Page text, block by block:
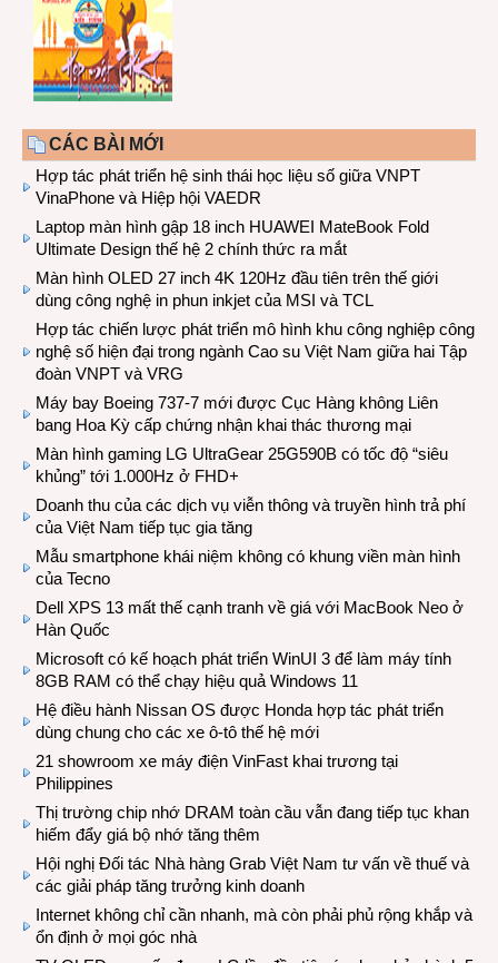
CÁC BÀI MỚI
Hợp tác phát triển hệ sinh thái học liệu số giữa VNPT
VinaPhone và Hiệp hội VAEDR
Laptop màn hình gập 18 inch HUAWEI MateBook Fold
Ultimate Design thế hệ 2 chính thức ra mắt
Màn hình OLED 27 inch 4K 120Hz đầu tiên trên thế giới
dùng công nghệ in phun inkjet của MSI và TCL
Hợp tác chiến lược phát triển mô hình khu công nghiệp công
nghệ số hiện đại trong ngành Cao su Việt Nam giữa hai Tập
đoàn VNPT và VRG
Máy bay Boeing 737-7 mới được Cục Hàng không Liên
bang Hoa Kỳ cấp chứng nhận khai thác thương mại
Màn hình gaming LG UltraGear 25G590B có tốc độ “siêu
khủng” tới 1.000Hz ở FHD+
Doanh thu của các dịch vụ viễn thông và truyền hình trả phí
của Việt Nam tiếp tục gia tăng
Mẫu smartphone khái niệm không có khung viền màn hình
của Tecno
Dell XPS 13 mất thế cạnh tranh về giá với MacBook Neo ở
Hàn Quốc
Microsoft có kế hoạch phát triển WinUI 3 để làm máy tính
8GB RAM có thể chạy hiệu quả Windows 11
Hệ điều hành Nissan OS được Honda hợp tác phát triển
dùng chung cho các xe ô-tô thế hệ mới
21 showroom xe máy điện VinFast khai trương tại
Philippines
Thị trường chip nhớ DRAM toàn cầu vẫn đang tiếp tục khan
hiếm đẩy giá bộ nhớ tăng thêm
Hội nghị Đối tác Nhà hàng Grab Việt Nam tư vấn về thuế và
các giải pháp tăng trưởng kinh doanh
Internet không chỉ cần nhanh, mà còn phải phủ rộng khắp và
ổn định ở mọi góc nhà